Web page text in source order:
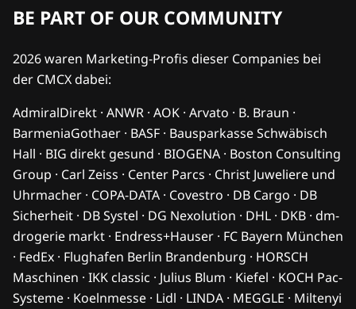
BE PART OF OUR COMMUNITY
2026 waren Marketing-Profis dieser Companies bei
der CMCX dabei:
AdmiralDirekt · ANWR · AOK · Arvato · B. Braun ·
BarmeniaGothaer · BASF · Bausparkasse Schwäbisch
Hall · BIG direkt gesund · BIOGENA · Boston Consulting
Group · Carl Zeiss · Center Parcs · Christ Juweliere und
Uhrmacher · COPA-DATA · Covestro · DB Cargo · DB
Sicherheit · DB Systel · DG Nexolution · DHL · DKB · dm-
drogerie markt · Endress+Hauser · FC Bayern München
· FedEx · Flughafen Berlin Brandenburg · HORSCH
Maschinen · IKK classic · Julius Blum · Kiefel · KOCH Pac-
Systeme · Koelnmesse · Lidl · LINDA · MEGGLE · Miltenyi